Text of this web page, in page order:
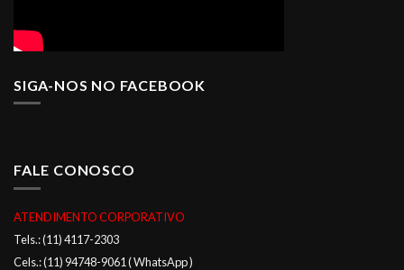
SIGA-NOS NO FACEBOOK
FALE CONOSCO
ATENDIMENTO CORPORATIVO
Tels.: (11) 4117-2303
Cels.: (11) 94748-9061 ( WhatsApp )